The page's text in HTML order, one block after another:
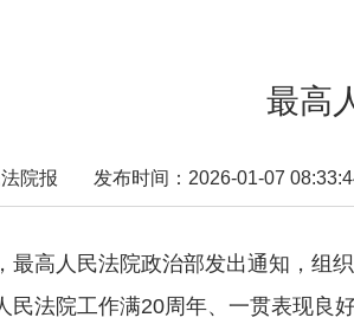
最高
院报 发布时间：2026-01-07
人民法院政治部发出通知，组织
民法院工作满20周年、一贯表现良